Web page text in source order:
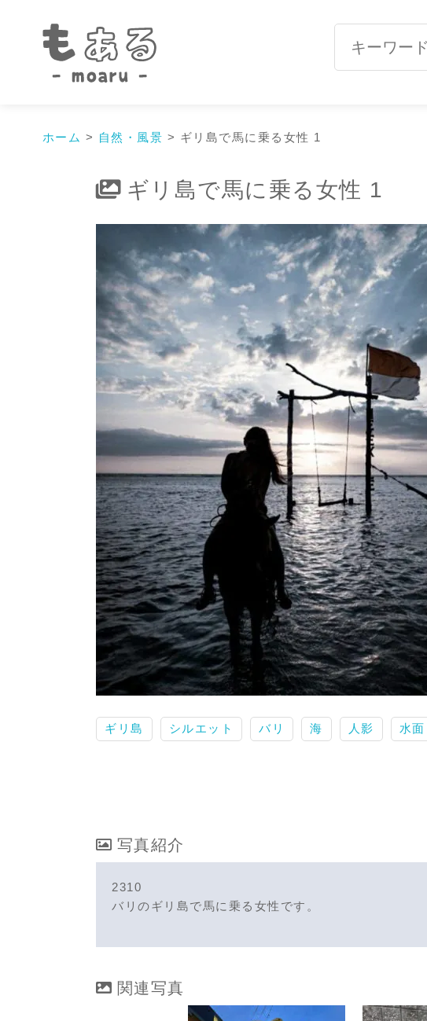
ホーム > 自然・風景 > ギリ島で馬に乗る女性 1
ギリ島で馬に乗る女性 1
ギリ島 シルエット バリ 海 人影 水面
写真紹介
2310
バリのギリ島で馬に乗る女性です。
関連写真